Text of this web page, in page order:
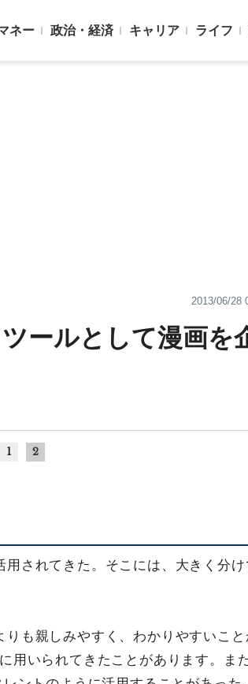
ネー 政治・経済 キャリア ライフ
2013/06/28
ールとして漫画を
1 2
されてきた。そこには、大きく分け
りも親しみやすく、わかりやすいこと
用いられてきたことがあります。また